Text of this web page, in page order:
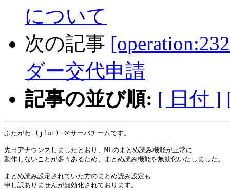
について
次の記事
ダー交代申請
記事の並び順: [ 日付 ]
ふたがわ (jfut) ＠サーバチームです。
先日アナウンスしましたとおり、MLのまとめ読み機能が正常に
動作しないことが多々あるため、まとめ読み機能を無効化いたしました。
まとめ読み設定されていた方のまとめ読み設定も
申し訳ありませんが無効化されております。